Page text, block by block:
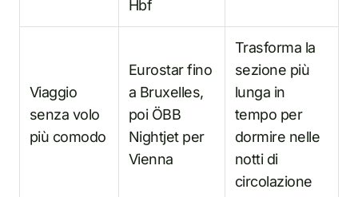
Hbf
Viaggio
senza volo
più comodo
Eurostar fino
a Bruxelles,
poi ÖBB
Nightjet per
Vienna
Trasforma la
sezione più
lunga in
tempo per
dormire nelle
notti di
circolazione